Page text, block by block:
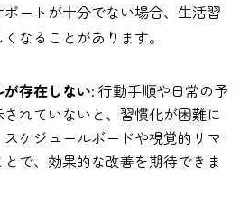
ートが十分でない場合、生活習
なることがあります。
存在しない: 行動手順や日常の予
れていないと、習慣化が困難に
ケジュールボードや視覚的リマ
で、効果的な改善を期待できま